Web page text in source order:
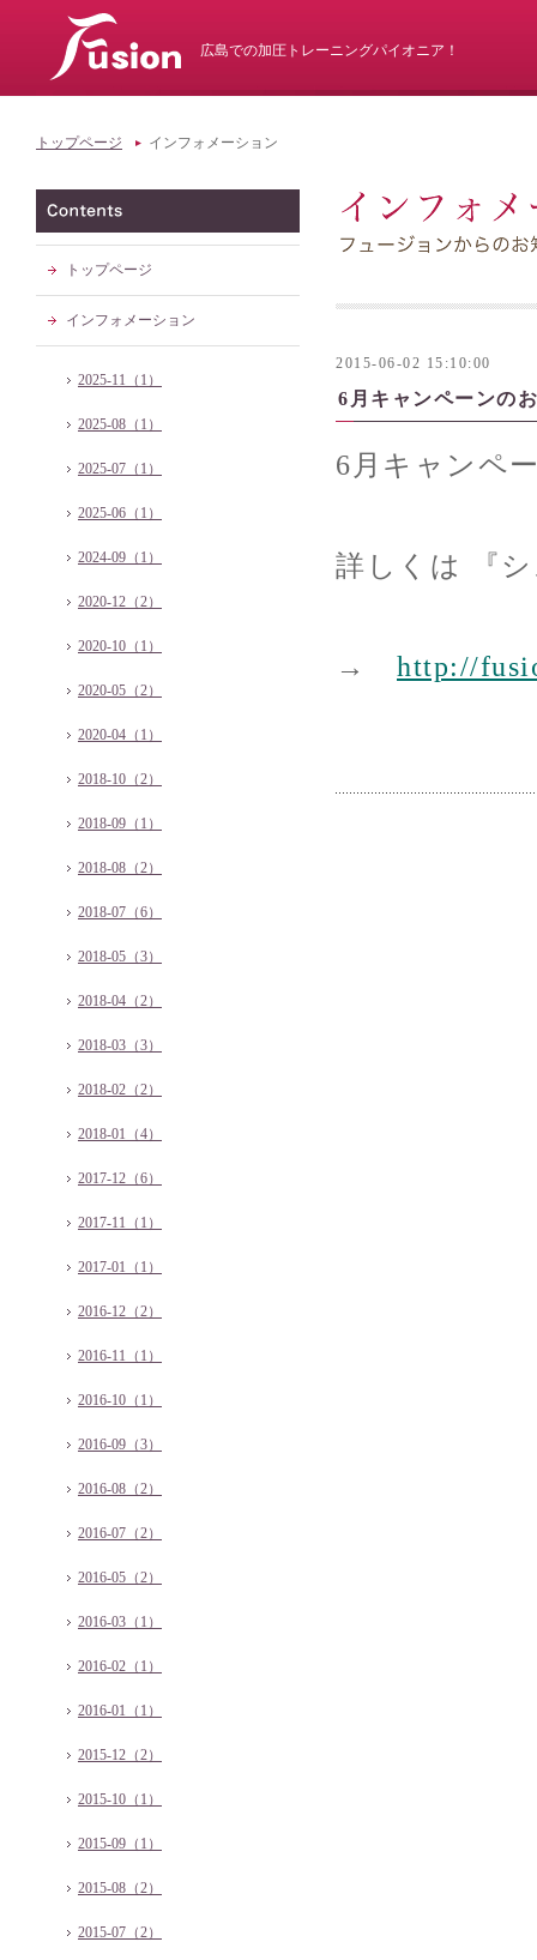
広島での加圧トレーニングパイオニア！
トップページ インフォメーション
2015-06-02 15:10:00
6月キャンペーンの
6月キャンペ
詳しくは 『
→ http://
トップページ
インフォメーション
2025-11（1）
2025-08（1）
2025-07（1）
2025-06（1）
2024-09（1）
2020-12（2）
2020-10（1）
2020-05（2）
2020-04（1）
2018-10（2）
2018-09（1）
2018-08（2）
2018-07（6）
2018-05（3）
2018-04（2）
2018-03（3）
2018-02（2）
2018-01（4）
2017-12（6）
2017-11（1）
2017-01（1）
2016-12（2）
2016-11（1）
2016-10（1）
2016-09（3）
2016-08（2）
2016-07（2）
2016-05（2）
2016-03（1）
2016-02（1）
2016-01（1）
2015-12（2）
2015-10（1）
2015-09（1）
2015-08（2）
2015-07（2）